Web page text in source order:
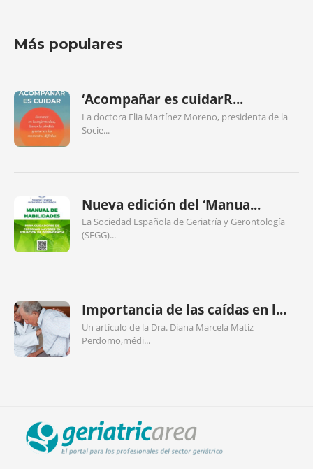
Más populares
‘Acompañar es cuidarR...
La doctora Elia Martínez Moreno, presidenta de la
Socie...
Nueva edición del ‘Manua...
La Sociedad Española de Geriatría y Gerontología
(SEGG)...
Importancia de las caídas en l...
Un artículo de la Dra. Diana Marcela Matiz
Perdomo,médi...